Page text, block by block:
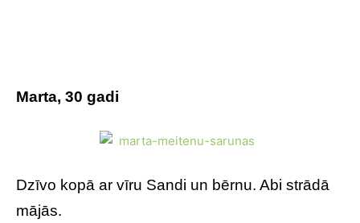
Marta, 30 gadi
Dzīvo kopā ar vīru Sandi un bērnu. Abi strādā
mājās.